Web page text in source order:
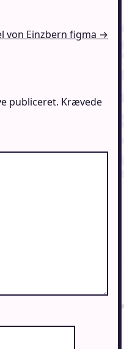
von Einzbern figma →
publiceret. Krævede